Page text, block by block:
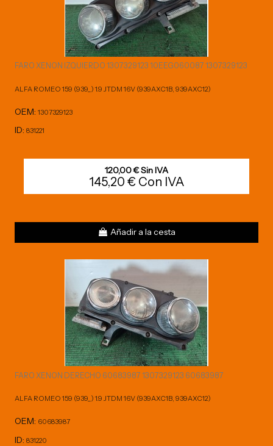
FARO XENON IZQUIERDO 1307329123 10EEG060087 1307329123
ALFA ROMEO 159 (939_) 1.9 JTDM 16V (939AXC1B, 939AXC12)
OEM: 1307329123
ID: 831221
120,00 € Sin IVA
145,20 € Con IVA
Añadir a la cesta
FARO XENON DERECHO 60683987 1307329123 60683987
ALFA ROMEO 159 (939_) 1.9 JTDM 16V (939AXC1B, 939AXC12)
OEM: 60683987
ID: 831220